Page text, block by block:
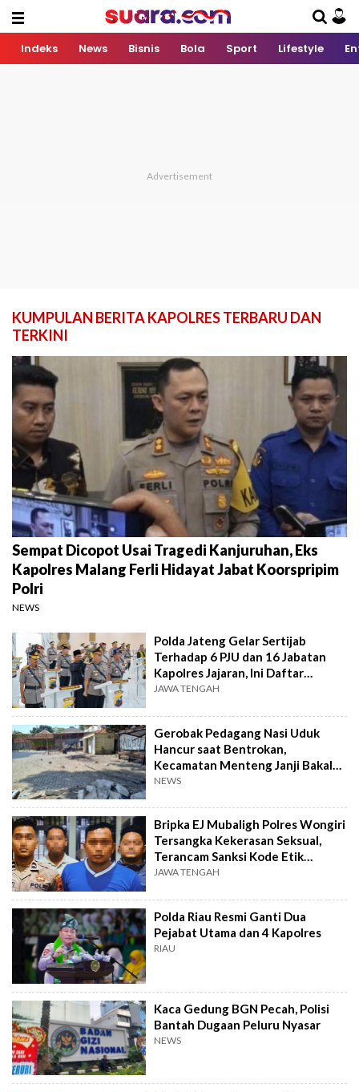
Indeks News Bisnis Bola Sport Lifestyle
KUMPULAN BERITA KAPOLRES TERBARU DAN
TERKINI
Sempat Dicopot Usai Tragedi Kanjuruhan, Eks
Kapolres Malang Ferli Hidayat Jabat Koorspripim
Polri
NEWS
Polda Jateng Gelar Sertijab
Terhadap 6 PJU dan 16 Jabatan
Kapolres Jajaran, Ini Daftar
Lengkapnya
JAWA TENGAH
Gerobak Pedagang Nasi Uduk
Hancur saat Bentrokan,
Kecamatan Menteng Janji Bakal
Ganti
NEWS
Bripka EJ Mubaligh Polres Wongiri
Tersangka Kekerasan Seksual,
Terancam Sanksi Kode Etik
Pemecatan
JAWA TENGAH
Polda Riau Resmi Ganti Dua
Pejabat Utama dan 4 Kapolres
RIAU
Kaca Gedung BGN Pecah, Polisi
Bantah Dugaan Peluru Nyasar
NEWS